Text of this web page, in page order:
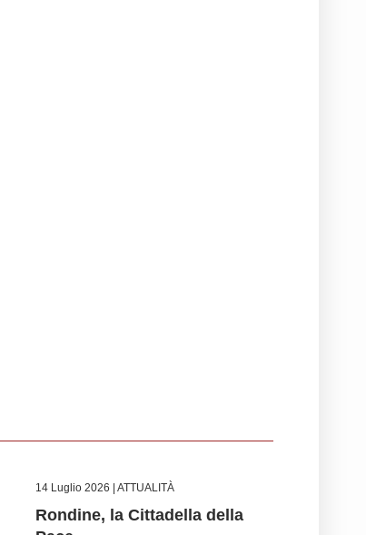
14 Luglio 2026 | ATTUALITÀ
Rondine, la Cittadella della